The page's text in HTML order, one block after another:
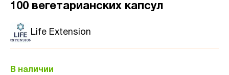
100 вегетарианских капсул
Life Extension
В наличии